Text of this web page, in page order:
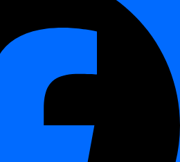
la CLIdignaest utilisée pour afficher
dans le système
projets, offrant un aperçu rapide des